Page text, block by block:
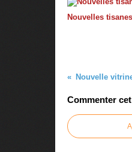
Nouvelles tisanes
Nouvelle
Commenter